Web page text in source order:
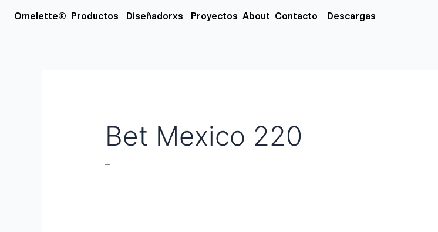
Omelette® Productos Open Productos
Diseñadorxs Open Diseñadorxs
Proyectos About Contacto Descargas
Bet Mexico 220
–
por: